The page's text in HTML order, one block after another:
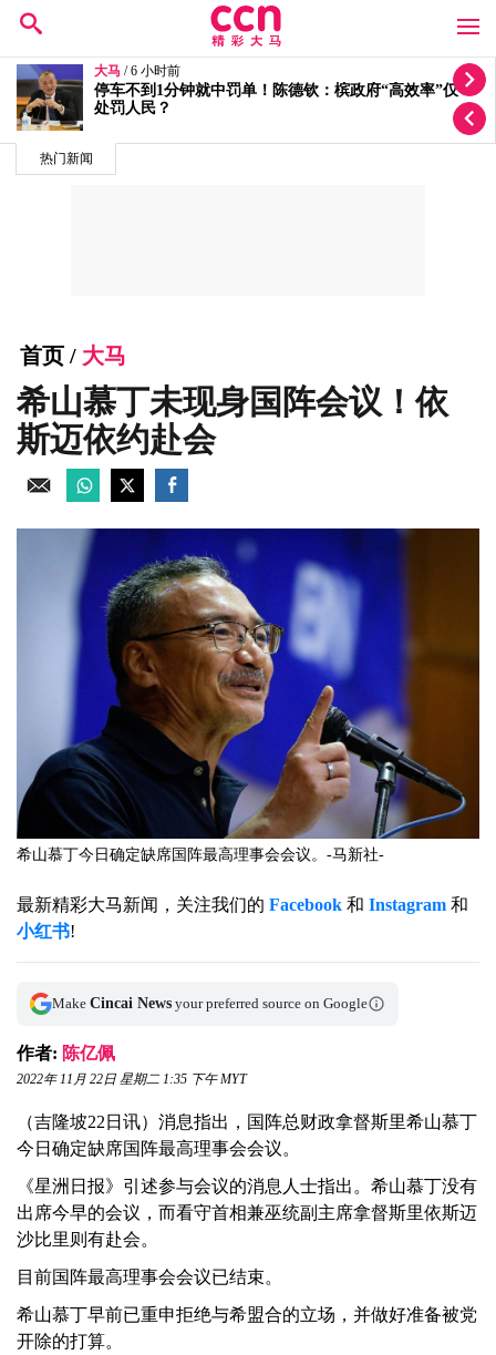
热门新闻
大马 / 7 小时前
按个人喜恶发放拨款有滥权之嫌 5蓝眼议员轰安华党政
不分
首页 / 大马
希山慕丁未现身国阵会议！依
斯迈依约赴会
希山慕丁今日确定缺席国阵最高理事会会议。-马新社-
最新精彩大马新闻，关注我们的 Facebook 和 Instagram 和
小红书!
Make Cincai News your preferred source on Google
作者: 陈亿佩
2022年 11月 22日 星期二 1:35 下午 MYT
（吉隆坡22日讯）消息指出，国阵总财政拿督斯里希山慕丁
今日确定缺席国阵最高理事会会议。
《星洲日报》引述参与会议的消息人士指出。希山慕丁没有
出席今早的会议，而看守首相兼巫统副主席拿督斯里依斯迈
沙比里则有赴会。
目前国阵最高理事会会议已结束。
希山慕丁早前已重申拒绝与希盟合的立场，并做好准备被党
开除的打算。